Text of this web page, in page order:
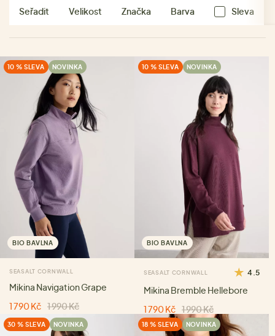
Seřadit Velikost Značka Barva Sleva
10 % SLEVA NOVINKA
BIO BAVLNA
SEASALT CORNWALL
Mikina Navigation Grape
1 790 Kč 1 990 Kč
10 % SLEVA NOVINKA
BIO BAVLNA
SEASALT CORNWALL 4.5
Mikina Bremble Hellebore
1 790 Kč 1 990 Kč
30 % SLEVA NOVINKA 18 % SLEVA NOVINKA